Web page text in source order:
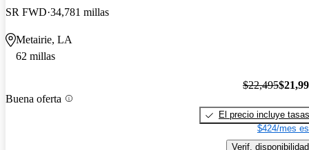
SR FWD 34,781 millas
Metairie, LA
62 millas
Buena oferta
$22,495
El precio incluye tasas
$424/mes
Verif. disponibilidad